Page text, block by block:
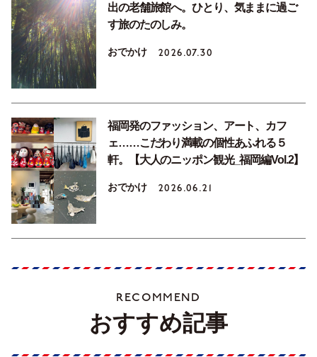
出の老舗旅館へ。ひとり、気ままに過ご
す旅のたのしみ。
おでかけ 2026.07.30
福岡発のファッション、アート、カフ
ェ……こだわり満載の個性あふれる５
軒。【大人のニッポン観光_福岡編Vol.2】
おでかけ 2026.06.21
RECOMMEND
おすすめ記事